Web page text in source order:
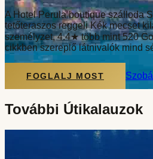
A Hotel Perula boutique szálloda
tetőteraszos reggeli Kék mecset
személyzet, 4.4★ több mint 520
cikkben szereplő látnivalók mind
FOGLALJ MOST
További Útikalauzok